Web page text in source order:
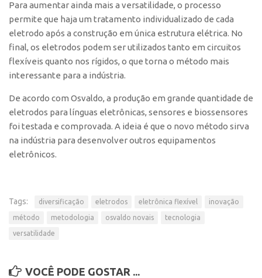
Banco de Patentes
Patentes em Destaque
Inteligência Competitiva
Showroom de Tecnologias
Empreendedorismo
Jornada Empreendedora
Bolsas
Bolsa Empreendedorismo
Entidades
Pesquisa
Para aumentar ainda mais a versatilidade, o processo
permite que haja um tratamento individualizado de cada
eletrodo após a construção em única estrutura elétrica. No
final, os eletrodos podem ser utilizados tanto em circuitos
flexíveis quanto nos rígidos, o que torna o método mais
interessante para a indústria.
De acordo com Osvaldo, a produção em grande quantidade de
eletrodos para línguas eletrônicas, sensores e biossensores
foi testada e comprovada. A ideia é que o novo método sirva
na indústria para desenvolver outros equipamentos
eletrônicos.
Tags: diversificação eletrodos eletrônica flexível inovação
método metodologia osvaldo novais tecnologia
versatilidade
VOCÊ PODE GOSTAR ...